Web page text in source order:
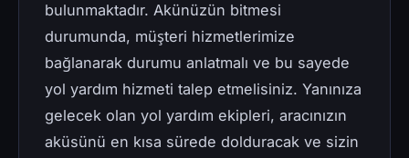
bulunmaktadır. Akünüzün bitmesi
durumunda, müşteri hizmetlerimize
bağlanarak durumu anlatmalı ve bu sayede
yol yardım hizmeti talep etmelisiniz. Yanınıza
gelecek olan yol yardım ekipleri, aracınızın
aküsünü en kısa sürede dolduracak ve sizin